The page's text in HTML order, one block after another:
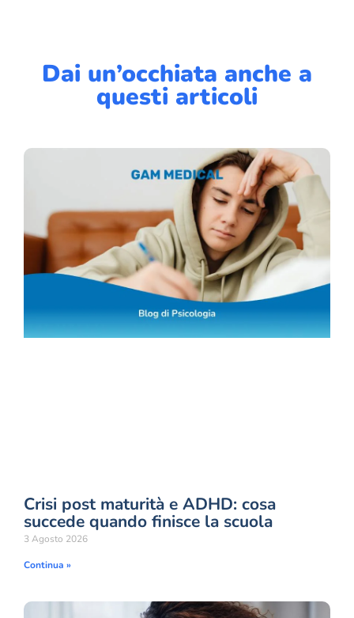
Dai un’occhiata anche a
questi articoli
Crisi post maturità e ADHD: cosa
succede quando finisce la scuola
3 Agosto 2026
Continua »